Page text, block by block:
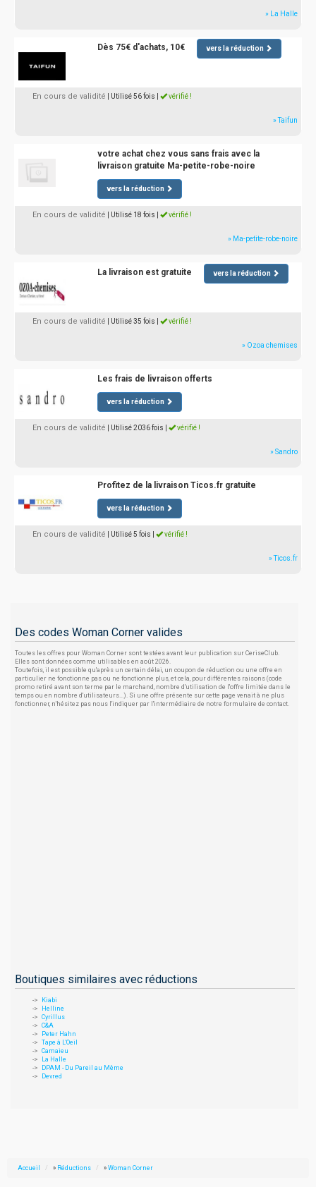
» La Halle
Dès 75€ d'achats, 10€ vers la réduction
En cours de validité | Utilisé 56 fois vérifié !
» Taifun
votre achat chez vous sans frais avec la
livraison gratuite Ma-petite-robe-noire
vers la réduction
En cours de validité | Utilisé 18 fois vérifié !
» Ma-petite-robe-noire
La livraison est gratuite vers la réduction
En cours de validité | Utilisé 35 fois vérifié !
» Ozoa chemises
Les frais de livraison offerts
vers la réduction
En cours de validité | Utilisé 2036 fois vérifié !
» Sandro
Profitez de la livraison Ticos.fr gratuite
vers la réduction
En cours de validité | Utilisé 5 fois vérifié !
» Ticos.fr
Des codes Woman Corner valides
Toutes les offres pour Woman Corner sont testées avant leur publication sur CeriseClub.
Elles sont données comme utilisables en août 2026.
Toutefois, il est possible qu'après un certain délai, un coupon de réduction ou une offre en
particulier ne fonctionne pas ou ne fonctionne plus, et cela, pour différentes raisons (code
promo retiré avant son terme par le marchand, nombre d'utilisation de l'offre limitée dans le
temps ou en nombre d'utilisateurs...). Si une offre présente sur cette page venait à ne plus
fonctionner, n'hésitez pas nous l'indiquer par l'intermédiaire de notre formulaire de contact.
Boutiques similaires avec réductions
Kiabi
Helline
Cyrillus
C&A
Peter Hahn
Tape à L'Oeil
Camaieu
La Halle
DPAM - Du Pareil au Même
Devred
Accueil » Réductions » Woman Corner